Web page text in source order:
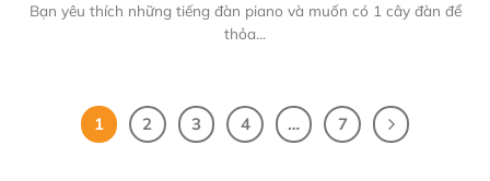
Bạn yêu thích những tiếng đàn piano và muốn có 1 cây đàn để
thỏa...
1 2 3 4 … 7